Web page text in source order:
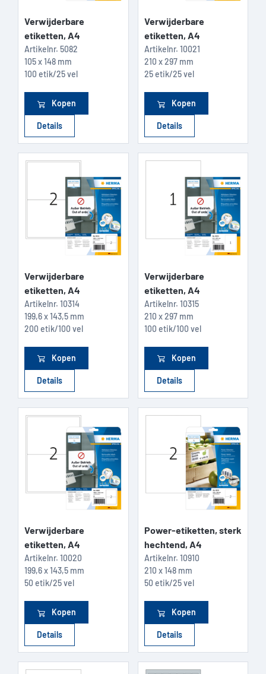
Verwijderbare
etiketten, A4
Artikelnr. 5082
105 x 148 mm
100 etik/25 vel
Kopen
Details
Verwijderbare
etiketten, A4
Artikelnr. 10021
210 x 297 mm
25 etik/25 vel
Kopen
Details
Verwijderbare
etiketten, A4
Artikelnr. 10314
199,6 x 143,5 mm
200 etik/100 vel
Kopen
Details
Verwijderbare
etiketten, A4
Artikelnr. 10315
210 x 297 mm
100 etik/100 vel
Kopen
Details
Verwijderbare
etiketten, A4
Artikelnr. 10020
199,6 x 143,5 mm
50 etik/25 vel
Kopen
Details
Power-etiketten, sterk
hechtend, A4
Artikelnr. 10910
210 x 148 mm
50 etik/25 vel
Kopen
Details